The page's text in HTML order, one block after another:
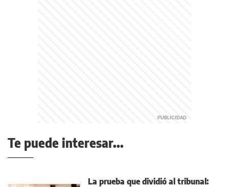
Te puede interesar...
La prueba que dividió al tribunal: